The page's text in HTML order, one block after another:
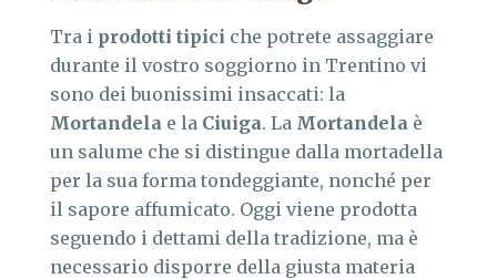
Tra i prodotti tipici che potrete assaggiare
durante il vostro soggiorno in Trentino vi
sono dei buonissimi insaccati: la
Mortandela e la Ciuiga. La Mortandela è
un salume che si distingue dalla mortadella
per la sua forma tondeggiante, nonché per
il sapore affumicato. Oggi viene prodotta
seguendo i dettami della tradizione, ma è
necessario disporre della giusta materia